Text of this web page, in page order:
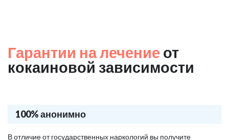
Гарантии на лечение от
кокаиновой зависимости
100% анонимно
В отличие от государственных наркологий вы получите